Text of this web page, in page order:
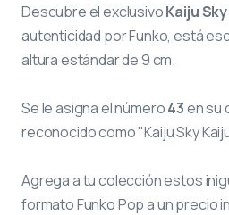
Descubre el exclusivoKaiju
autenticidad por Funko, está
altura estándar de 9 cm.
Se le asigna el número43en su
reconocido como "Kaiju Sky
Agrega a tu colección estos
formato Funko Pop a un precio